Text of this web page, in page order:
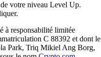
votre niveau Level Up.
à responsabilité limitée
C 88392 et dont le
Park, Triq Mikiel Ang Borg,